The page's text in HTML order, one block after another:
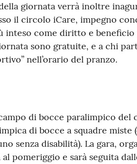
giornata verrà inoltre
il circolo iCare, impegno
inteso come diritto e
sono gratuite, e a chi
nell’orario del pranzo.
di bocce paralimpico del
di bocce a squadre
senza disabilità). La gara,
pomeriggio e sarà seguita